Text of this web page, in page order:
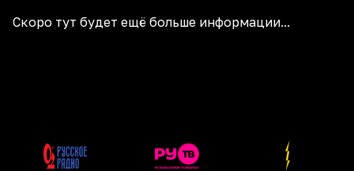
Скоро тут будет ещё больше информации...